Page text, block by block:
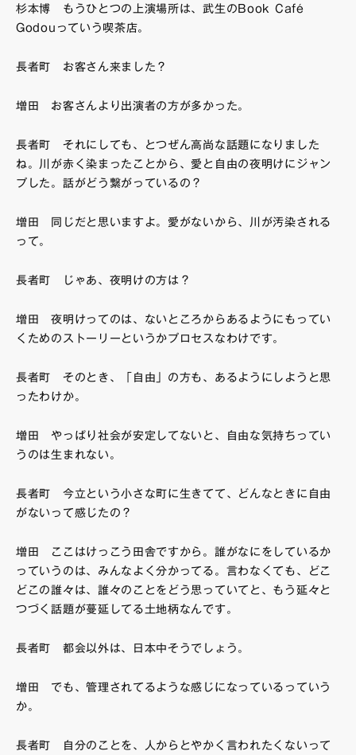
杉本博 もうひとつの上演場所は、武生のBook Café
Godouっていう喫茶店。
長者町 お客さん来ました？
増田 お客さんより出演者の方が多かった。
長者町 それにしても、とつぜん高尚な話題になりました
ね。川が赤く染まったことから、愛と自由の夜明けにジャン
プした。話がどう繋がっているの？
増田 同じだと思いますよ。愛がないから、川が汚染される
って。
長者町 じゃあ、夜明けの方は？
増田 夜明けってのは、ないところからあるようにもってい
くためのストーリーというかプロセスなわけです。
長者町 そのとき、「自由」の方も、あるようにしようと思
ったわけか。
増田 やっぱり社会が安定してないと、自由な気持ちってい
うのは生まれない。
長者町 今立という小さな町に生きてて、どんなときに自由
がないって感じたの？
増田 ここはけっこう田舎ですから。誰がなにをしているか
っていうのは、みんなよく分かってる。言わなくても、どこ
どこの誰々は、誰々のことをどう思っていてと、もう延々と
つづく話題が蔓延してる土地柄なんです。
長者町 都会以外は、日本中そうでしょう。
増田 でも、管理されてるような感じになっているっていう
か。
長者町 自分のことを、人からとやかく言われたくないって